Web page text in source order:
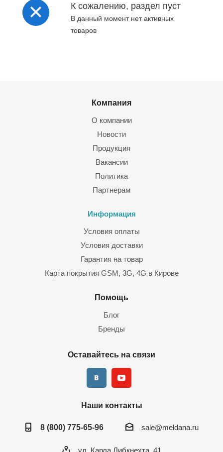
Выбрать, заказать и купить аналоговые видеокамеры в Кирове
можно в каталоге компании Мелдана. У предлагаемого
предоставляются услуги монтажа.
К сожалению, раздел пуст
В данный момент нет активных
товаров
Компания
О компании
Новости
Продукция
Вакансии
Политика
Партнерам
Информация
Условия оплаты
Условия доставки
Гарантия на товар
Карта покрытия GSM, 3G, 4G в Кирове
Помощь
Блог
Бренды
Оставайтесь на связи
Наши контакты
8 (800) 775-65-96 sale@meldana.ru
ул. Карла Либкнехта, 41